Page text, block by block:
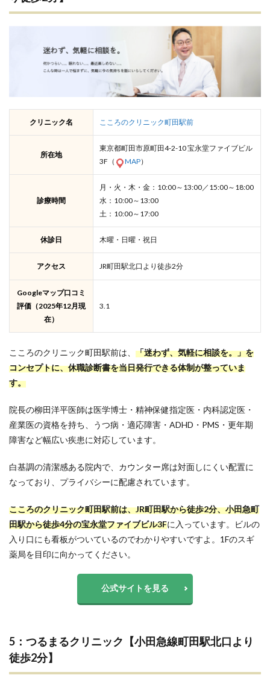
クリニック名 こころのクリニック町田駅前
所在地
東京都町田市原町田4-2-10 宝永堂ファイブビル
3F（
MAP）
診療時間
月・火・木・金：10:00～13:00／15:00～18:00
水：10:00～13:00
土：10:00～17:00
休診日 木曜・日曜・祝日
アクセス JR町田駅北口より徒歩2分
Googleマップ口コミ
評価（2025年12月現
在）
3.1
こころのクリニック町田駅前は、 「迷わず、気軽に相談を。」を
コンセプトに、休職診断書を当日発行できる体制が整っていま
す。
院長の柳田洋平医師は医学博士・精神保健指定医・内科認定医・
産業医の資格を持ち、うつ病・適応障害・ADHD・PMS・更年期
障害など幅広い疾患に対応しています。
白基調の清潔感ある院内で、カウンター席は対面しにくい配置に
なっており、プライバシーに配慮されています。
こころのクリニック町田駅前は、JR町田駅から徒歩2分、小田急町
田駅から徒歩4分の宝永堂ファイブビル3Fに入っています。ビルの
入り口にも看板がついているのでわかりやすいですよ。1Fのスギ
薬局を目印に向かってください。
公式サイトを見る
5：つるまるクリニック【小田急線町田駅北口より
徒歩2分】